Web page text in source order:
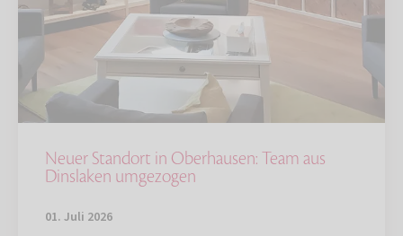
Neuer Standort in Oberhausen: Team aus
Dinslaken umgezogen
01. Juli 2026